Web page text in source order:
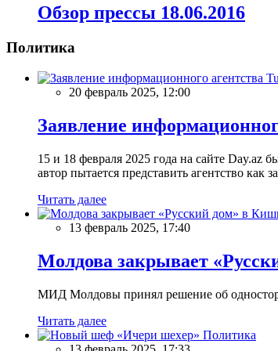
Обзор прессы 18.06.2016
Политика
20 февраль 2025, 12:00
Заявление
15 и 18 февраля 2025 года на сайте Day.az
автор пытается представить агентство
Читать далее
13 февраль 2025, 17:40
Молдова закрывает
МИД Молдовы принял решение об
Читать далее
Политика